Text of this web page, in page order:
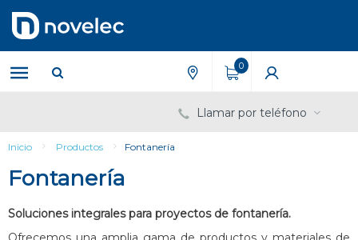
contenido
menú
de
navegación
0
Llamar por teléfono
Inicio Productos Fontanería
Fontanería
Soluciones integrales para proyectos de fontanería.